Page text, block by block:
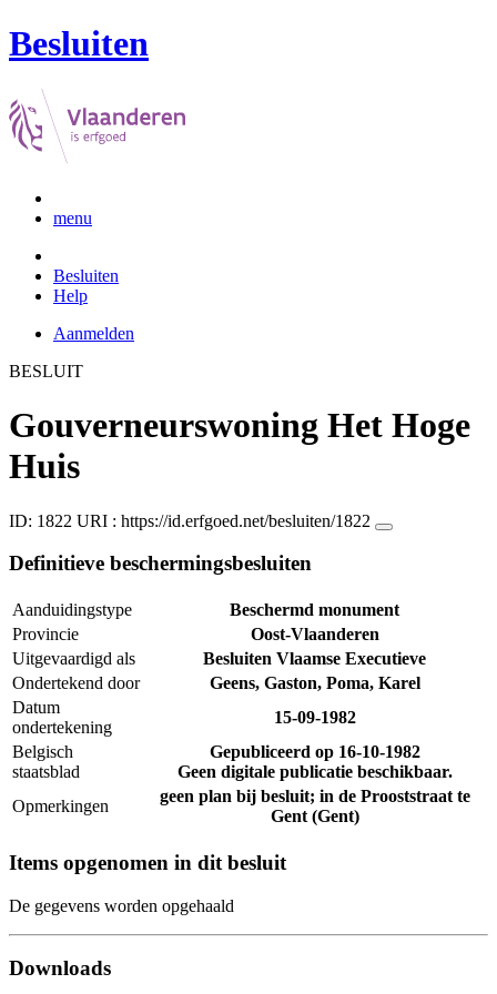
Besluiten
menu
Besluiten
Help
Aanmelden
BESLUIT
Gouverneurswoning Het Hoge
Huis
ID: 1822 URI : https://id.erfgoed.net/besluiten/1822
Definitieve beschermingsbesluiten
Aanduidingstype
Beschermd monument
Provincie
Oost-Vlaanderen
Uitgevaardigd als
Besluiten Vlaamse Executieve
Ondertekend door
Geens, Gaston, Poma, Karel
Datum
ondertekening
15-09-1982
Belgisch
staatsblad
Gepubliceerd op 16-10-1982
Geen digitale publicatie beschikbaar.
Opmerkingen
geen plan bij besluit; in de Prooststraat te
Gent (Gent)
Items opgenomen in dit besluit
De gegevens worden opgehaald
Downloads